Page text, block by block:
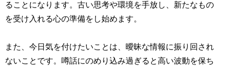
ることになります。古い思考や環境を手放し、新たなもの
を受け入れる心の準備をし始めます。
また、今日気を付けたいことは、曖昧な情報に振り回され
ないことです。噂話にのめり込み過ぎると高い波動を保ち